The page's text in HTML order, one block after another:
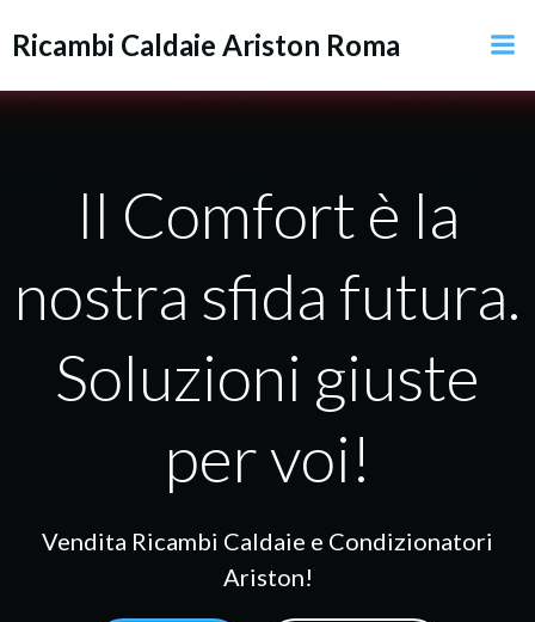
al
Ricambi Caldaie Ariston Roma
Il Comfort è la
nostra sfida futura.
Soluzioni giuste
per voi!
Vendita Ricambi Caldaie e Condizionatori
Ariston!